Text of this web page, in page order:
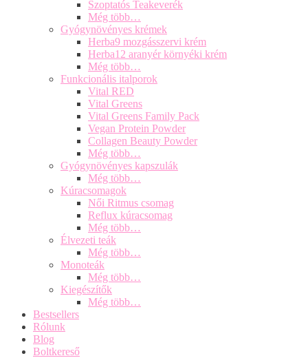
Szoptatós Teakeverék
Még több…
Gyógynövényes krémek
Herba9 mozgásszervi krém
Herba12 aranyér környéki krém
Még több…
Funkcionális italporok
Vital RED
Vital Greens
Vital Greens Family Pack
Vegan Protein Powder
Collagen Beauty Powder
Még több…
Gyógynövényes kapszulák
Még több…
Kúracsomagok
Női Ritmus csomag
Reflux kúracsomag
Még több…
Élvezeti teák
Még több…
Monoteák
Még több…
Kiegészítők
Még több…
Bestsellers
Rólunk
Blog
Boltkereső